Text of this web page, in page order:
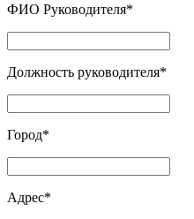
ФИО Руководителя*
Должность руководителя*
Город*
Адрес*